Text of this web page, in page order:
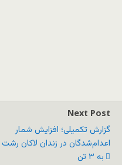
Next Post
گزارش تکمیلی؛ افزایش شمار
اعدام‌شدگان در زندان لاکان رشت
به ۳ تن